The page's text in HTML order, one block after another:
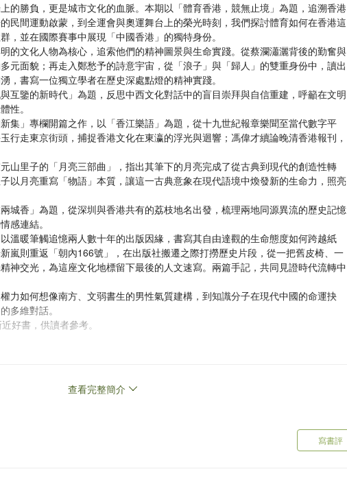
的勝負，更是城市文化的血脈。本期以「體育香港，競無止境」為題，追溯香港
間運動啟蒙，到全運會與奧運舞台上的榮光時刻，我們探討體育如何在香港這
，並在國際賽事中展現「中國香港」的獨特身份。
的文化人物為核心，追索他們的精神圖景與生命實踐。從蔡瀾瀟灑背後的勤奮與
元面貌；再走入鄭愁予的詩意宇宙，從「浪子」與「歸人」的雙重身份中，讀出
，書寫一位獨立學者在歷史深處點燈的精神實踐。
互鑒的新時代」為題，反思中西文化對話中的盲目崇拜與自信重建，呼籲在文明
性。
集」專欄開篇之作，以「香江樂語」為題，從十九世紀報章樂聞至當代數字平
行走東京街頭，捕捉香港文化在東瀛的浮光與迴響；馮偉才續論晚清香港報刊，
山里子的「月亮三部曲」，指出其筆下的月亮完成了從古典到現代的創造性轉
以月亮重寫「物語」本質，讓這一古典意象在現代語境中煥發新的生命力，照亮
城香」為題，從深圳與香港共有的荔枝地名出發，梳理兩地同源異流的歷史記憶
感連結。
溫暖筆觸追憶兩人數十年的出版因緣，書寫其自由達觀的生命態度如何跨越紙
嵐則重返「朝內166號」，在出版社搬遷之際打撈歷史片段，從一把舊皮椅、一
神交光，為這座文化地標留下最後的人文速寫。兩篇手記，共同見證時代流轉中
力如何想像南方、文弱書生的男性氣質建構，到知識分子在現代中國的命運抉
多維對話。
好書，供讀者參考。
查看完整簡介
寫書評